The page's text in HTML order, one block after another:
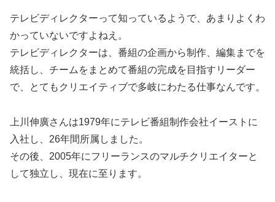
テレビディレクターって知っているようで、あまりよくわ
かっていないですよねえ。
テレビディレクターは、番組の企画から制作、編集までを
統括し、チームをまとめて番組の完成を目指すリーダー
で、とてもクリエイティブで多岐にわたる仕事なんです。
上川伸廣さんは1979年にテレビ番組制作会社イーストに
入社し、26年間所属しました。
その後、2005年にフリーランスのマルチクリエイターと
して独立し、現在に至ります。